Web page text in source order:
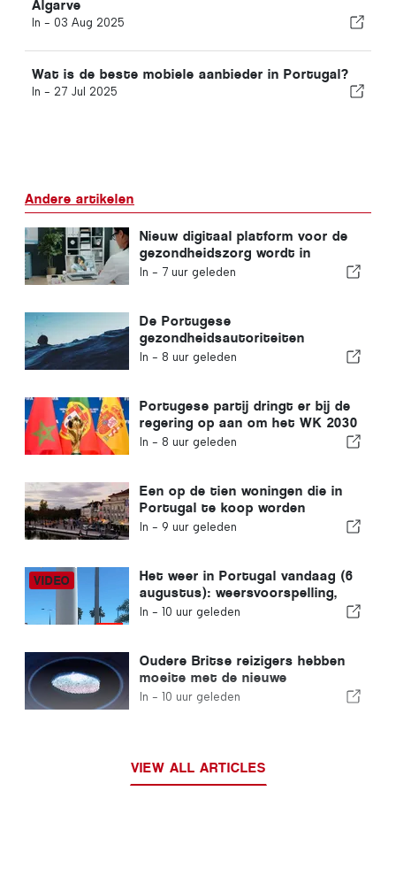
Algarve
In - 03 Aug 2025
Wat is de beste mobiele aanbieder in Portugal?
In - 27 Jul 2025
Andere artikelen
Nieuw digitaal platform voor de
gezondheidszorg wordt in
Portugal gelanceerd
In - 7 uur geleden
De Portugese
gezondheidsautoriteiten
waarschuwen voor de gevaren
In - 8 uur geleden
Portugese partij dringt er bij de
regering op aan om het WK 2030
in Marokko te heroverwegen
In - 8 uur geleden
Een op de tien woningen die in
Portugal te koop worden
aangeboden, wordt binnen een
In - 9 uur geleden
Het weer in Portugal vandaag (6
augustus): weersvoorspelling,
temperaturen en wat je kunt
In - 10 uur geleden
Oudere Britse reizigers hebben
moeite met de nieuwe
vingerafdrukcontroles van de
In - 10 uur geleden
VIEW ALL ARTICLES